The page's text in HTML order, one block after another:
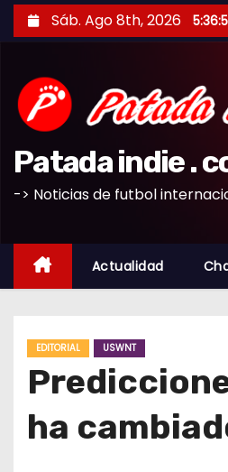
t
Sáb. Ago 8th, 2026
Patada indie .
-> Noticias de futbol
Actualidad
EDITORIAL USWNT
ha